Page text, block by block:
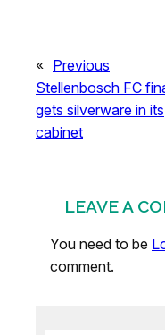
« Previous
Stellenbosch FC
gets silverware in its
cabinet
LEAVE A
You need to be
comment.